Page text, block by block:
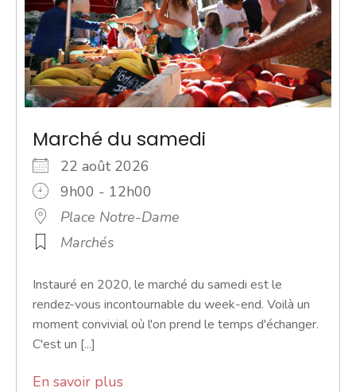
Marché du samedi
22 août 2026
9h00 - 12h00
Place Notre-Dame
Marchés
Instauré en 2020, le marché du samedi est le
rendez-vous incontournable du week-end. Voilà un
moment convivial où l'on prend le temps d'échanger.
C'est un [...]
En savoir plus